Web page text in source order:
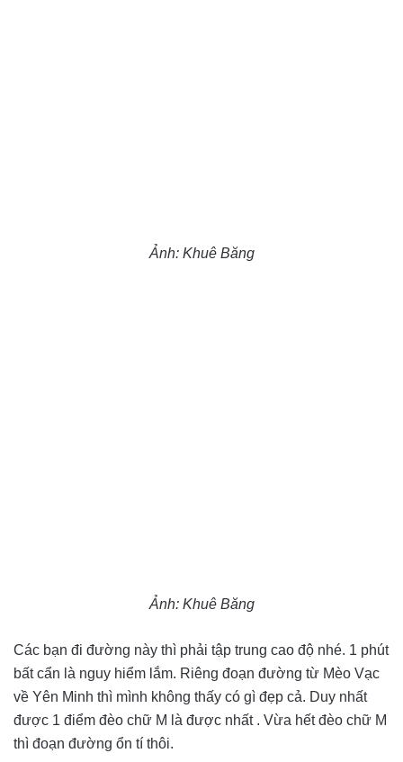
Ảnh: Khuê Băng
Ảnh: Khuê Băng
Các bạn đi đường này thì phải tập trung cao độ nhé. 1 phút
bất cẩn là nguy hiểm lắm. Riêng đoạn đường từ Mèo Vạc
về Yên Minh thì mình không thấy có gì đẹp cả. Duy nhất
được 1 điểm đèo chữ M là được nhất . Vừa hết đèo chữ M
thì đoạn đường ổn tí thôi.